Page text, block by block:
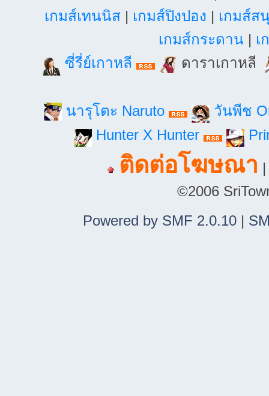
เกมส์เทนนิส| เกมส์ปิงปอง | เกมส์ส
เกมส์กระดาน | เ
ซี่รี่ย์เกาหลี
ดาราเกาหลี
นารุโตะ Naruto
วันพีช
Hunter X Hunter
ติดต่อโฆษณา
©2006
Powered by SMF 2.0.10|